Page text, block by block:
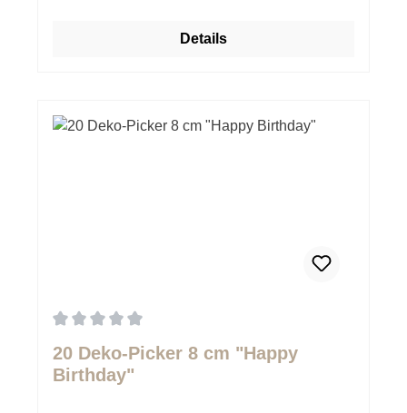
Details
20 Deko-Picker 8 cm "Happy
Birthday"